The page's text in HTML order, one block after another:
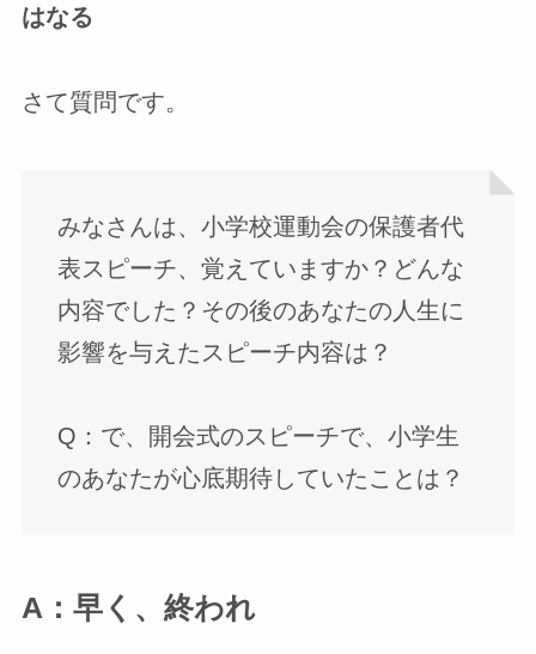
はなる
さて質問です。
みなさんは、小学校運動会の保護者代
表スピーチ、覚えていますか？どんな
内容でした？その後のあなたの人生に
影響を与えたスピーチ内容は？
Q：で、開会式のスピーチで、小学生
のあなたが心底期待していたことは？
A：早く、終われ